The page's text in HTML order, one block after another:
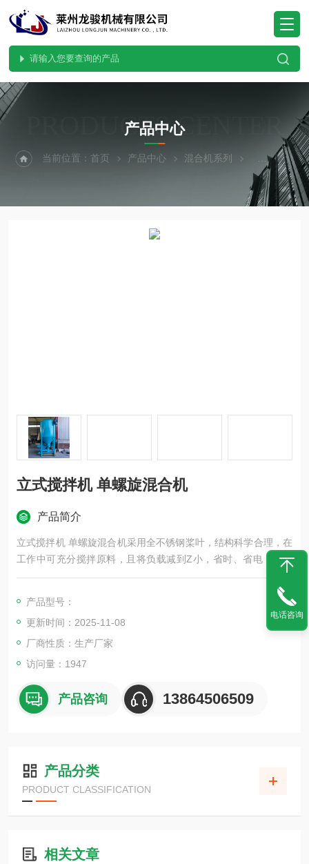
PRODUCTS CENTER
产品中心
当前位置：首页 产品中心 混合机系列 立式混合机
立式搅拌机 单螺旋混合机
产品简介
立式搅拌机 单螺旋混合机采用全不锈钢桨叶，结构科学合理，在
工作中可充分搅拌原料，且将负载减到Z小，省时、省电，采用
优质不锈钢材料，高强度，清洗方便。
产品型号：
更新时间：2025-11-08
厂商性质：生产厂家
访问量：1947
产品咨询 13864506509
产品分类
PRODUCT CLASSIFICATION
相关文章
电话咨询